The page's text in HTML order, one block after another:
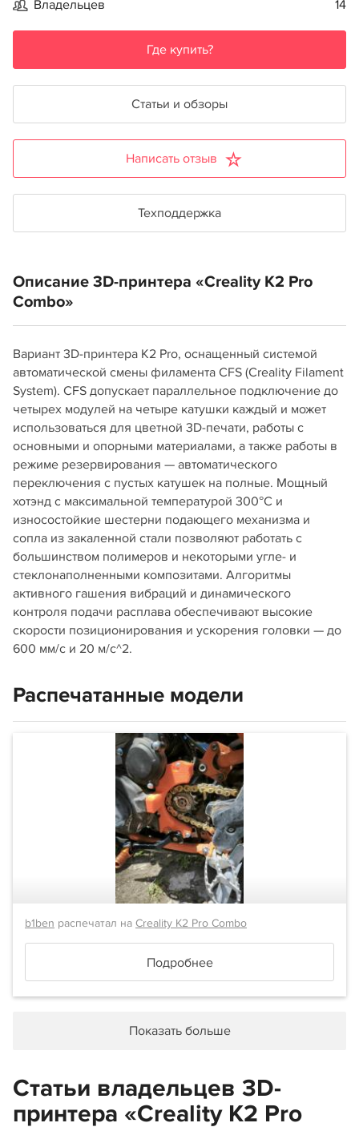
Владельцев 14
Где купить?
Статьи и обзоры
Написать отзыв
Техподдержка
Описание 3D-принтера «Creality K2 Pro
Combo»
Вариант 3D-принтера K2 Pro, оснащенный системой
автоматической смены филамента CFS (Creality Filament
System). CFS допускает параллельное подключение до
четырех модулей на четыре катушки каждый и может
использоваться для цветной 3D-печати, работы с
основными и опорными материалами, а также работы в
режиме резервирования — автоматического
переключения с пустых катушек на полные. Мощный
хотэнд с максимальной температурой 300°С и
износостойкие шестерни подающего механизма и
сопла из закаленной стали позволяют работать с
большинством полимеров и некоторыми угле- и
стеклонаполненными композитами. Алгоритмы
активного гашения вибраций и динамического
контроля подачи расплава обеспечивают высокие
скорости позиционирования и ускорения головки — до
600 мм/c и 20 м/с^2.
Распечатанные модели
b1ben распечатал на Creality K2 Pro Combo
Подробнее
Показать больше
Статьи владельцев 3D-
принтера «Creality K2 Pro